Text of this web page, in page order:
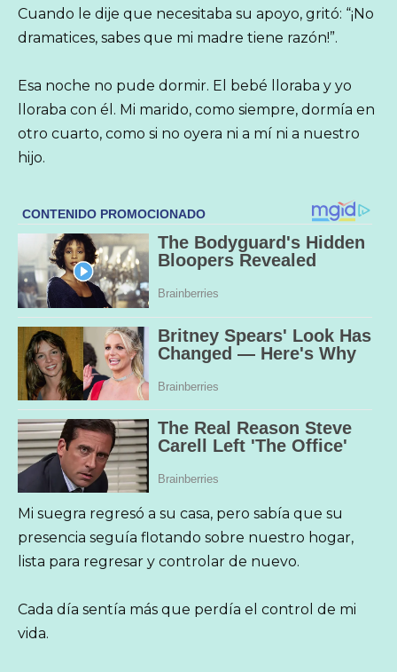
Cuando le dije que necesitaba su apoyo, gritó: “¡No
dramatices, sabes que mi madre tiene razón!”.
Esa noche no pude dormir. El bebé lloraba y yo
lloraba con él. Mi marido, como siempre, dormía en
otro cuarto, como si no oyera ni a mí ni a nuestro
hijo.
Mi suegra regresó a su casa, pero sabía que su
presencia seguía flotando sobre nuestro hogar,
lista para regresar y controlar de nuevo.
Cada día sentía más que perdía el control de mi
vida.